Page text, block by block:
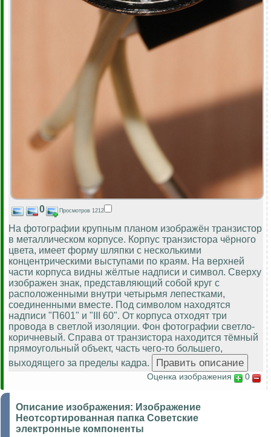
0 Просмотров 1212
На фотографии крупным планом изображён транзистор
в металлическом корпусе. Корпус транзистора чёрного
цвета, имеет форму шляпки с несколькими
концентрическими выступами по краям. На верхней
части корпуса видны жёлтые надписи и символ. Сверху
изображен знак, представляющий собой круг с
расположенными внутри четырьмя лепестками,
соединенными вместе. Под символом находятся
надписи "П601" и "III 60". От корпуса отходят три
провода в светлой изоляции. Фон фотографии светло-
коричневый. Справа от транзистора находится тёмный
прямоугольный объект, часть чего-то большего,
выходящего за пределы кадра.
Оценка изображения 0
Описание изображения: Изображение
Неотсортированная папка Советские
электронные компоненты